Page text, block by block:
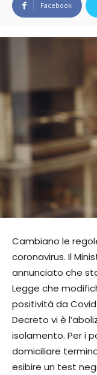
Facebook
Cambiano le
coronavirus. Il
annunciato che
Legge che
positività da
Decreto vi è
isolamento. Per i
domiciliare
esibire un test